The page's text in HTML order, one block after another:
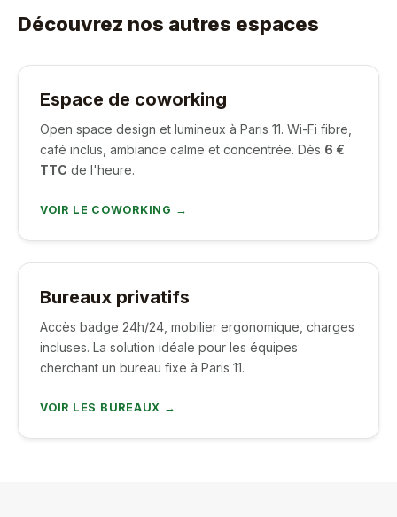
Découvrez nos autres espaces
Espace de coworking
Open space design et lumineux à Paris 11. Wi-Fi fibre,
café inclus, ambiance calme et concentrée. Dès 6 €
TTC de l'heure.
VOIR LE COWORKING →
Bureaux privatifs
Accès badge 24h/24, mobilier ergonomique, charges
incluses. La solution idéale pour les équipes
cherchant un bureau fixe à Paris 11.
VOIR LES BUREAUX →